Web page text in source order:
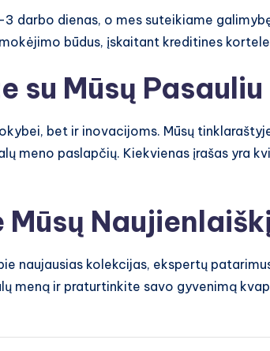
darbo dienas, o mes suteikiame
būdus, įskaitant kreditines
su Mūsų Pasauliu
bet ir inovacijoms. Mūsų
meno paslapčių. Kiekvienas įrašas yra
naujausias kolekcijas, ekspertų
meną ir praturtinkite savo gyvenimą